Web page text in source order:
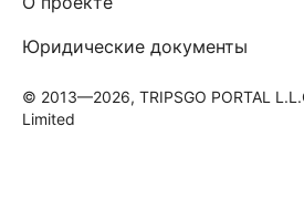
Юридические документы
© 2013—2026, TRIPSGO PORTAL
Limited